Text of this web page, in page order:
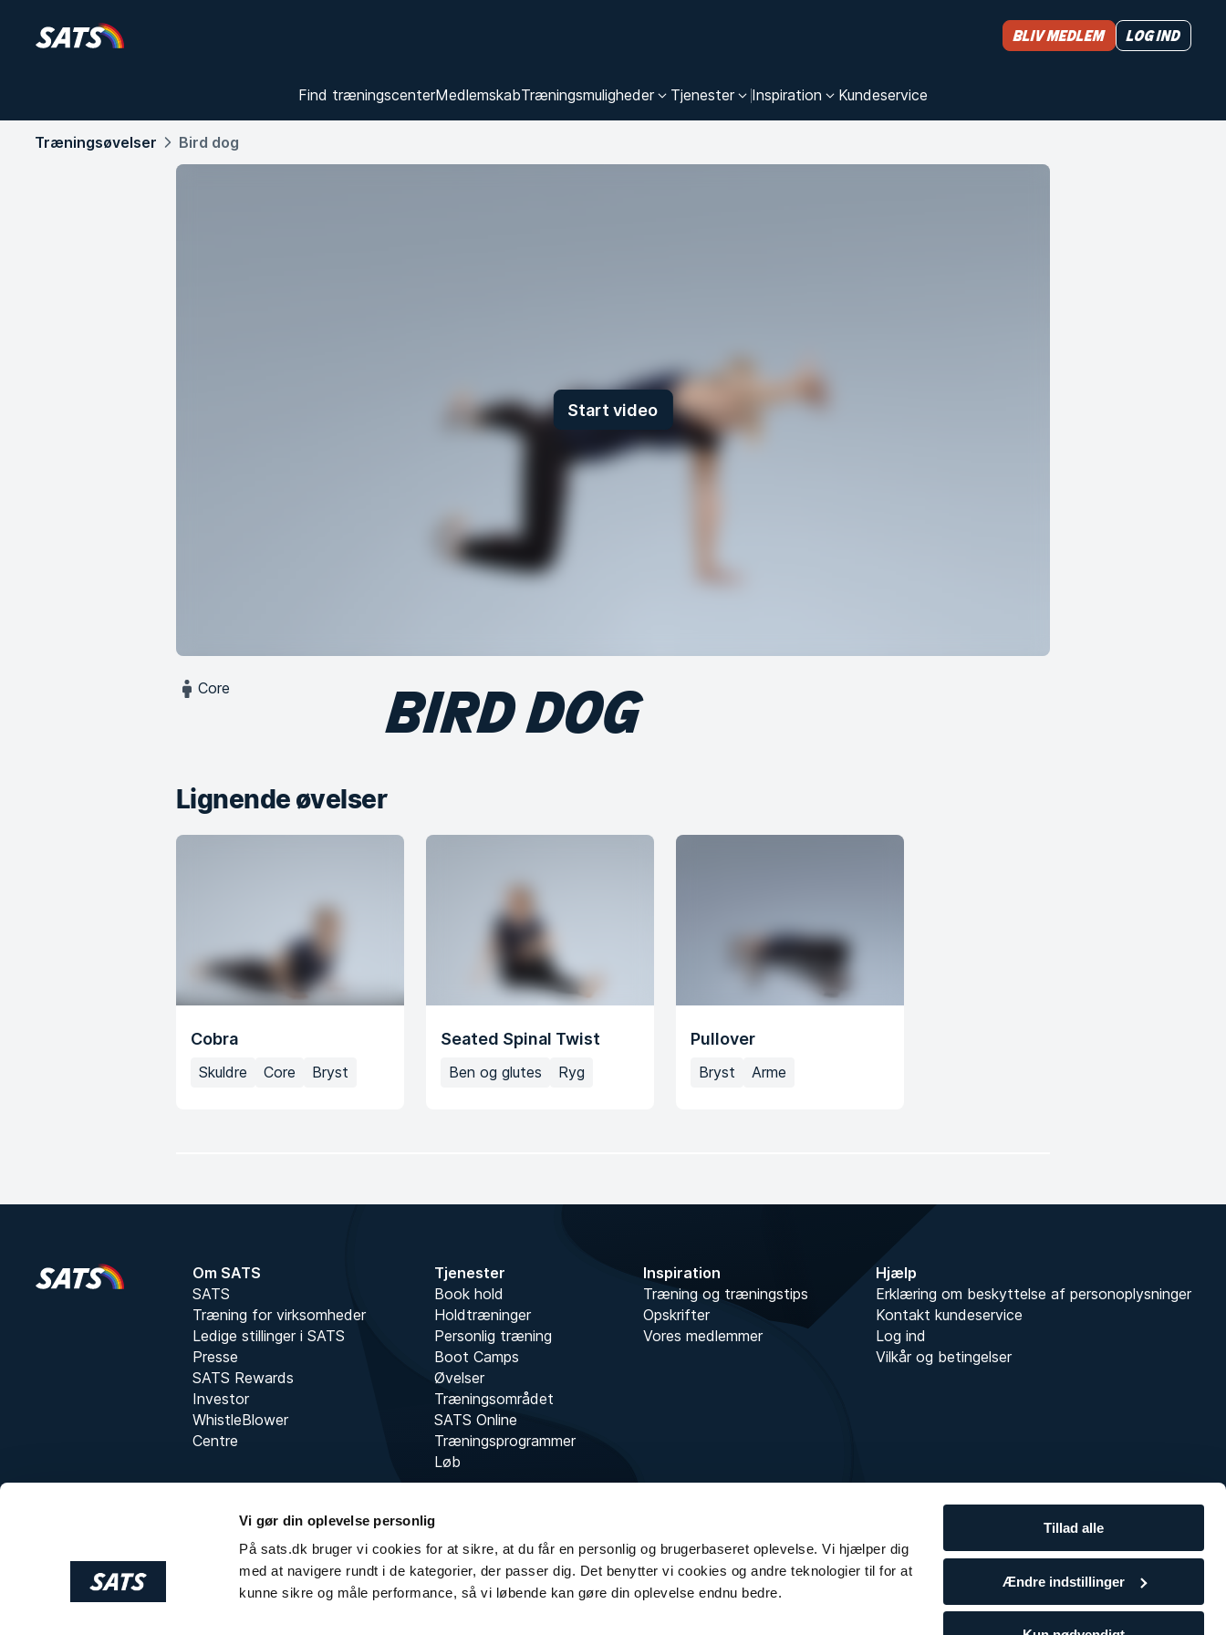
Vi gør din oplevelse personlig
På sats.dk bruger vi cookies for at sikre, at du får en personlig og brugerbaseret oplevelse. Vi hjælper dig
med at navigere rundt i de kategorier, der passer dig. Det benytter vi cookies og andre teknologier til for at
kunne sikre og måle performance, så vi løbende kan gøre din oplevelse endnu bedre.
Tillad alle
Ændre indstillinger
Find træningscenterMedlemskabTræningsmuligheder Tjenester Inspiration Kundeservice
Bliv medlem Log ind
Træningsøvelser Bird dog
Start video
Core BIRD DOG
Lignende øvelser
Cobra
Skuldre Core Bryst
Seated Spinal Twist
Ben og glutes Ryg
Pullover
Bryst Arme
Om SATS
SATS
Træning for virksomheder
Ledige stillinger i SATS
Presse
SATS Rewards
Investor
WhistleBlower
Centre
Tjenester
Book hold
Holdtræninger
Personlig træning
Boot Camps
Øvelser
Træningsområdet
SATS Online
Træningsprogrammer
Løb
Inspiration
Træning og træningstips
Opskrifter
Vores medlemmer
Hjælp
Erklæring om beskyttelse af personoplysninger
Kontakt kundeservice
Log ind
Vilkår og betingelser